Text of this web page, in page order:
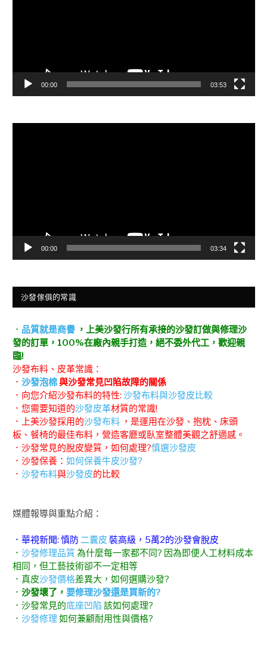
00:00 03:53
00:00 03:34
沙發傢俱的常識
． 品質就是商譽，上美沙發行所有承接的沙發訂做與修理沙
發的訂單，100%在廠內親手打造，絕不委外代工，歡迎親
臨!
沙發布料、皮革常識：
． 沙發泡棉與沙發常見凹陷故障的關係
．向您介紹沙發布料的特性: 沙發布料與沙發皮比較
．您需要知道的沙發皮革材質的常識!
．上美沙發採用的沙發布料 ，是運用在沙發、抱枕、床頭
板、餐椅的最佳布料，營造客廳或臥室整體美觀之舒適感。
．沙發常見的脫皮變質，如何處理?慎選沙發皮
．沙發保養： 如何保養牛皮沙發?
． 沙發布料與沙發皮的比較
媒體報導與重點介紹：
．華視新聞: 慎防二囊皮 裝高級，5萬2的沙發會脫皮
． 沙發修理品質為什麼每一家都不同? 因為即便人工材料成本
相同，但工藝技術卻不一定相等
．真皮沙發價格差異大，如何選購沙發?
． 沙發壞了， 要修理沙發還是買新的?
．沙發常見的底座凹陷 該如何處理?
． 沙發修理 如何兼顧耐用性與價格?